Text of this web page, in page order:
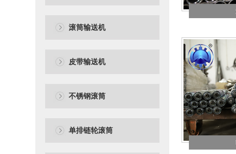
滚筒输送机
皮带输送机
不锈钢滚筒
单排链轮滚筒